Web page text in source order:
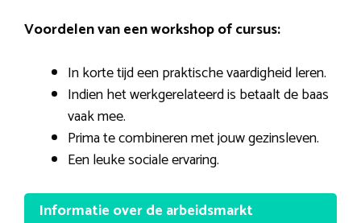
Voordelen van een workshop of cursus:
In korte tijd een praktische vaardigheid leren.
Indien het werkgerelateerd is betaalt de baas
vaak mee.
Prima te combineren met jouw gezinsleven.
Een leuke sociale ervaring.
Informatie over de arbeidsmarkt